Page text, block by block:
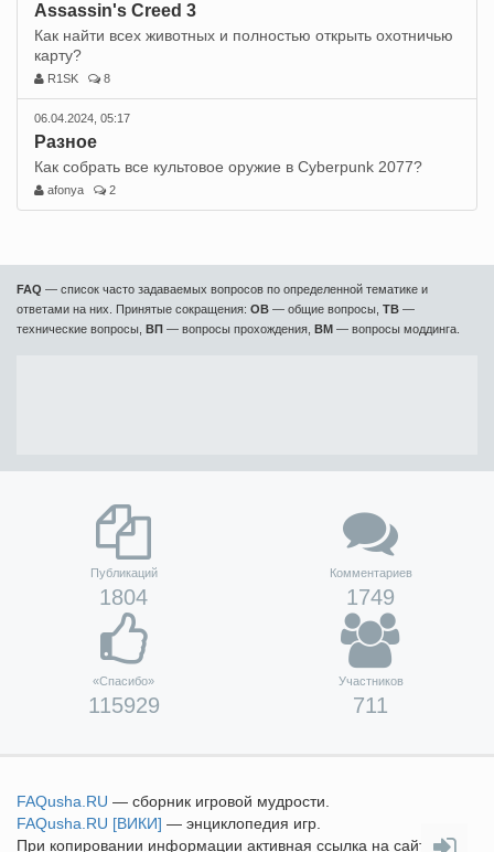
Assassin's Creed 3
Как найти всех животных и полностью открыть охотничью
карту?
R1SK 8
06.04.2024, 05:17
Разное
Как собрать все культовое оружие в Cyberpunk 2077?
afonya 2
FAQ — список часто задаваемых вопросов по определенной тематике и
ответами на них. Принятые сокращения: ОВ — общие вопросы, ТВ —
технические вопросы, ВП — вопросы прохождения, ВМ — вопросы моддинга.
Публикаций
1804
Комментариев
1749
«Спасибо»
115929
Участников
711
FAQusha .RU — сборник игровой мудрости.
FAQusha .RU [ВИКИ] — энциклопедия игр.
При копировании информации активная ссылка на сайт